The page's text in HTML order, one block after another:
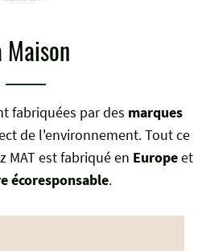
Maison
fabriquées par des marques
de l'environnement. Tout ce
MAT est fabriqué en Europeet
écoresponsable.